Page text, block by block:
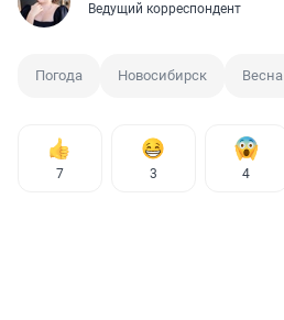
Ведущий корреспондент
Погода Новосибирск Весна
7 3 4